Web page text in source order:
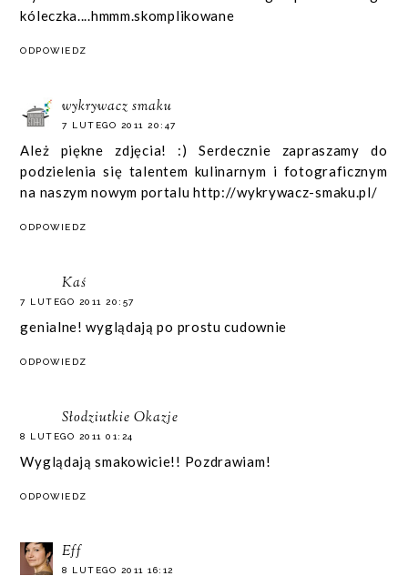
kóleczka....hmmm.skomplikowane
ODPOWIEDZ
wykrywacz smaku
7 LUTEGO 2011 20:47
Ależ piękne zdjęcia! :) Serdecznie zapraszamy do
podzielenia się talentem kulinarnym i fotograficznym
na naszym nowym portalu http://wykrywacz-smaku.pl/
ODPOWIEDZ
Kaś
7 LUTEGO 2011 20:57
genialne! wyglądają po prostu cudownie
ODPOWIEDZ
Słodziutkie Okazje
8 LUTEGO 2011 01:24
Wyglądają smakowicie!! Pozdrawiam!
ODPOWIEDZ
Eff
8 LUTEGO 2011 16:12